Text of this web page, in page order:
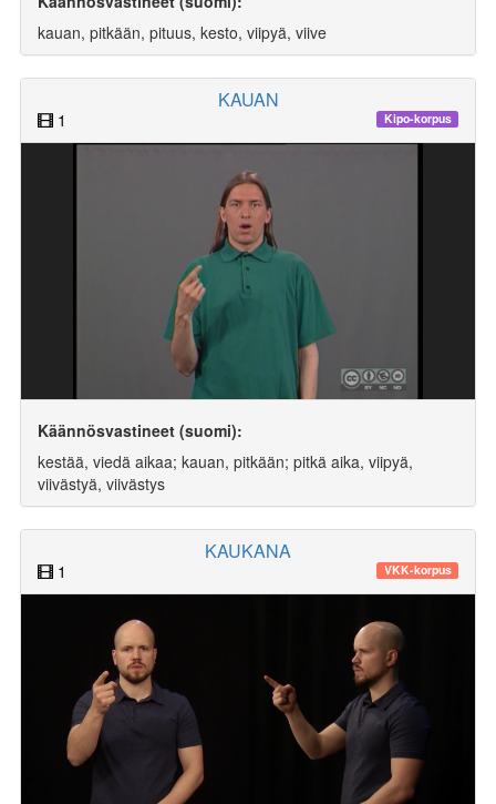
kauan, pitkään, pituus, kesto, viipyä, viive
KAUAN
1 Kipo-korpus
Käännösvastineet (suomi):
kestää, viedä aikaa; kauan, pitkään; pitkä aika, viipyä,
viivästyä, viivästys
KAUKANA
1 VKK-korpus